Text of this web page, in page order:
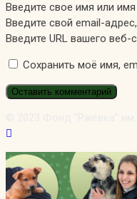
Введите свое имя или
Введите свой email-
Введите URL вашего веб-
Сохранить моё имя,